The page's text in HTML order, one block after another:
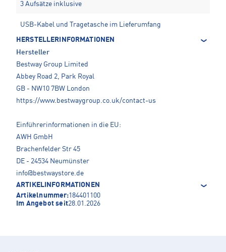
3 Aufsätze inklusive
USB-Kabel und Tragetasche im Lieferumfang
HERSTELLERINFORMATIONEN
Hersteller
Bestway Group Limited
Abbey Road 2, Park Royal
GB - NW10 7BW London
https://www.bestwaygroup.co.uk/contact-us
Einführerinformationen in die EU:
AWH GmbH
Brachenfelder Str 45
DE - 24534 Neumünster
info@bestwaystore.de
ARTIKELINFORMATIONEN
Artikelnummer:184401100
Im Angebot seit28.01.2026